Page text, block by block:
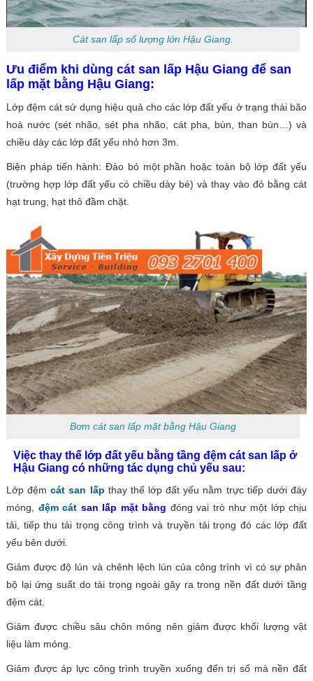
Cát san lấp số lượng lớn Hậu Giang.
Ưu điểm khi dùng cát san lấp Hậu Giang để san
lấp mặt bằng Hậu Giang:
Lớp đệm cát sử dụng hiệu quả cho các lớp đất yếu ở trạng thái bão
hoà nước (sét nhão, sét pha nhão, cát pha, bùn, than bùn…) và
chiều dày các lớp đất yếu nhỏ hơn 3m.
Biện pháp tiến hành: Đào bỏ một phần hoặc toàn bộ lớp đất yếu
(trường hợp lớp đất yếu có chiều dày bé) và thay vào đó bằng cát
hạt trung, hạt thô đầm chặt.
Bơm cát san lấp mặt bằng Hậu Giang
Việc thay thế lớp đất yếu bằng tầng đệm cát san lấp ở
Hậu Giang có những tác dụng chủ yếu sau:
Lớp đệmcát san lấp thay thế lớp đất yếu nằm trực tiếp dưới đáy
móng, đệm cát san lấp mặt bằng đóng vai trò như một lớp chịu
tải, tiếp thu tải trọng công trình và truyền tải trọng đó các lớp đất
yếu bên dưới.
Giảm được độ lún và chênh lệch lún của công trình vì có sự phân
bộ lại ứng suất do tải trọng ngoài gây ra trong nền đất dưới tầng
đệm cát.
Giảm được chiều sâu chôn móng nên giảm được khối lượng vật
liệu làm móng.
Giảm được áp lực công trình truyền xuống đến trị số mà nền đất